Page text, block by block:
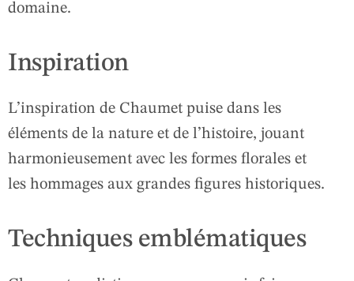
domaine.
Inspiration
L’inspiration de Chaumet puise dans les
éléments de la nature et de l’histoire, jouant
harmonieusement avec les formes florales et
les hommages aux grandes figures historiques.
Techniques emblématiques